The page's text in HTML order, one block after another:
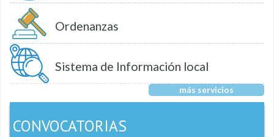
Ordenanzas
Sistema de Información local
más servicios
CONVOCATORIAS